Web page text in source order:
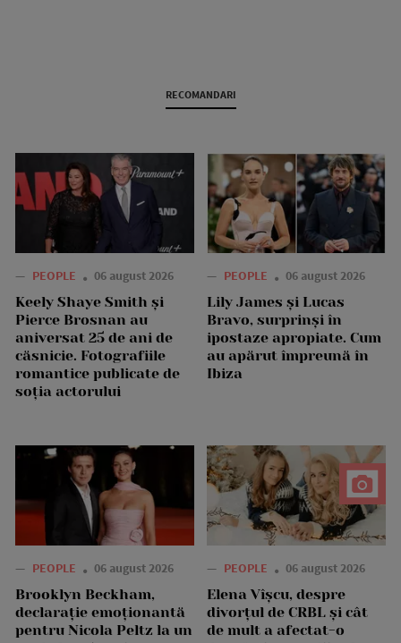
RECOMANDARI
— PEOPLE 06 august 2026
Keely Shaye Smith și
Pierce Brosnan au
aniversat 25 de ani de
căsnicie. Fotografiile
romantice publicate de
soția actorului
— PEOPLE 06 august 2026
Lily James și Lucas
Bravo, surprinși în
ipostaze apropiate. Cum
au apărut împreună în
Ibiza
— PEOPLE 06 august 2026
Brooklyn Beckham,
declarație emoționantă
pentru Nicola Peltz la un
— PEOPLE 06 august 2026
Elena Vîșcu, despre
divorțul de CRBL și cât
de mult a afectat-o